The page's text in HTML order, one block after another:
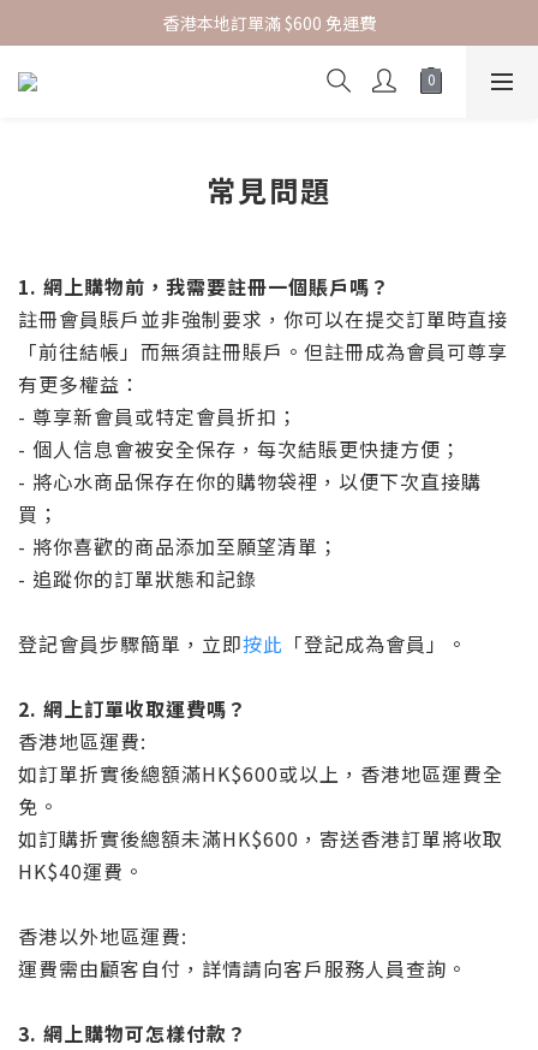
指定正價貨品 | 2件85折
香港本地訂單滿 $600 免運費
新會員結帳時輸入優惠碼 SKBF07 可享首購賞
常見問題
1. 網上購物前，我需要註冊一個賬戶嗎？
註冊會員賬戶並非強制要求，你可以在提交訂單時直接
「前往結帳」而無須註冊賬戶。但註冊成為會員可尊享
有更多權益：
- 尊享新會員或特定會員折扣；
- 個人信息會被安全保存，每次結賬更快捷方便；
- 將心水商品保存在你的購物袋裡，以便下次直接購
買；
- 將你喜歡的商品添加至願望清單；
- 追蹤你的訂單狀態和記錄
登記會員步驟簡單，立即按此 「登記成為會員」。
2. 網上訂單收取運費嗎？
香港地區運費:
如訂單折實後總額滿HK$600或以上，香港地區運費全
免。
如訂購折實後總額未滿HK$600，寄送香港訂單將收取
HK$40運費。
香港以外地區運費:
運費需由顧客自付，詳情請向客戶服務人員查詢。
3. 網上購物可怎樣付款？